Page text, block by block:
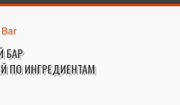
БАР
ПО ИНГРЕДИЕНТАМ